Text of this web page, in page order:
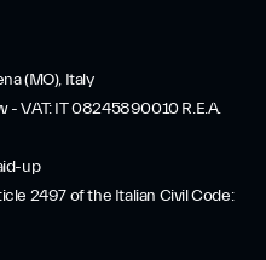
(MO), Italy
- VAT: IT 08245890010 R.E.A.
up
2497 of the Italian Civil Code: